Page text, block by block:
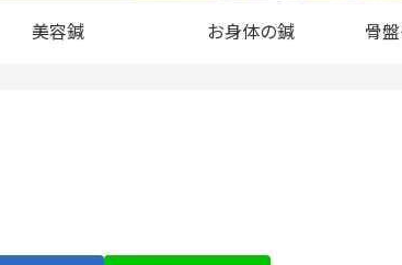
美容鍼 お身体の鍼 骨